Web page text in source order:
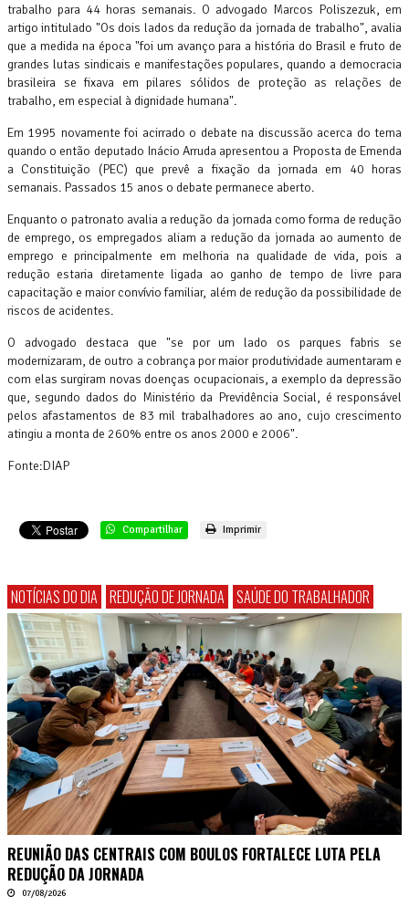
trabalho para 44 horas semanais. O advogado Marcos Poliszezuk, em
artigo intitulado "Os dois lados da redução da jornada de trabalho", avalia
que a medida na época "foi um avanço para a história do Brasil e fruto de
grandes lutas sindicais e manifestações populares, quando a democracia
brasileira se fixava em pilares sólidos de proteção as relações de
trabalho, em especial à dignidade humana".
Em 1995 novamente foi acirrado o debate na discussão acerca do tema
quando o então deputado Inácio Arruda apresentou a Proposta de Emenda
a Constituição (PEC) que prevê a fixação da jornada em 40 horas
semanais. Passados 15 anos o debate permanece aberto.
Enquanto o patronato avalia a redução da jornada como forma de redução
de emprego, os empregados aliam a redução da jornada ao aumento de
emprego e principalmente em melhoria na qualidade de vida, pois a
redução estaria diretamente ligada ao ganho de tempo de livre para
capacitação e maior convívio familiar, além de redução da possibilidade de
riscos de acidentes.
O advogado destaca que "se por um lado os parques fabris se
modernizaram, de outro a cobrança por maior produtividade aumentaram e
com elas surgiram novas doenças ocupacionais, a exemplo da depressão
que, segundo dados do Ministério da Previdência Social, é responsável
pelos afastamentos de 83 mil trabalhadores ao ano, cujo crescimento
atingiu a monta de 260% entre os anos 2000 e 2006".
Fonte:DIAP
Compartilhar Imprimir
NOTÍCIAS DO DIA REDUÇÃO DE JORNADA SAÚDE DO TRABALHADOR
REUNIÃO DAS CENTRAIS COM BOULOS FORTALECE LUTA PELA
REDUÇÃO DA JORNADA
07/08/2026